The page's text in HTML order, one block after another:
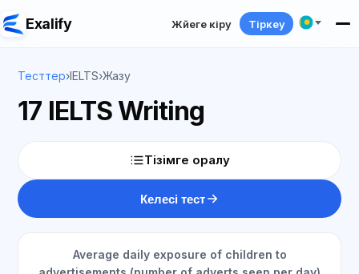
Exalify Жүйеге кіру Тіркеу
Тесттер›IELTS›Жазу
17 IELTS Writing
Тізімге оралу
Келесі тест
Average daily exposure of children to